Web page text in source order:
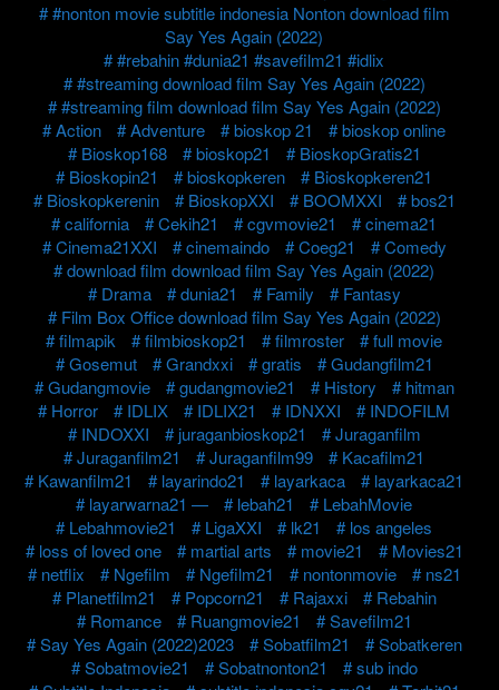
#nonton movie subtitle indonesia Nonton download film
Say Yes Again (2022)
#rebahin #dunia21 #savefilm21 #idlix
#streaming download film Say Yes Again (2022)
#streaming film download film Say Yes Again (2022)
Action
Adventure bioskop 21
bioskop online
Bioskop168
bioskop21
BioskopGratis21
Bioskopin21
bioskopkeren
Bioskopkeren21
Bioskopkerenin
BioskopXXI BOOMXXI
bos21
california
Cekih21 cgvmovie21
cinema21
Cinema21XXI
cinemaindo Coeg21
Comedy
download film download film Say Yes Again (2022)
Drama
dunia21 Family
Fantasy
Film Box Office download film Say Yes Again (2022)
filmapik
filmbioskop21 filmroster
full movie
Gosemut
Grandxxi gratis
Gudangfilm21
Gudangmovie
gudangmovie21 History
hitman
Horror
IDLIX IDLIX21 IDNXXI
INDOFILM
INDOXXI
juraganbioskop21
Juraganfilm
Juraganfilm21
Juraganfilm99
Kacafilm21
Kawanfilm21
layarindo21 layarkaca
layarkaca21
layarwarna21 —
lebah21
LebahMovie
Lebahmovie21
LigaXXI lk21
los angeles
loss of loved one
martial arts movie21
Movies21
netflix
Ngefilm Ngefilm21 nontonmovie
ns21
Planetfilm21
Popcorn21 Rajaxxi
Rebahin
Romance
Ruangmovie21
Savefilm21
Say Yes Again (2022)2023
Sobatfilm21
Sobatkeren
Sobatmovie21
Sobatnonton21
sub indo